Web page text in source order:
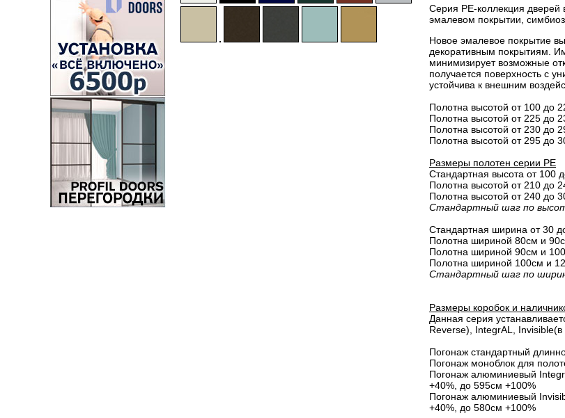
Серия PE-коллекция
эмалевом покрытии,
Новое эмалевое покрытие
декоративным покрытиям.
минимизирует возможные
получается поверхность с
устойчива к внешним
Полотна высотой от 100 до
Полотна высотой от 225 до
Полотна высотой от 230 до
Полотна высотой от 295 до
Размеры полотен серии PE
Стандартная высота от 100
Полотна высотой от 210 до
Полотна высотой от 240 до
Стандартный шаг по
Стандартная ширина от 30
Полотна шириной 80cм и
Полотна шириной 90см и
Полотна шириной 100см и
Стандартный шаг по
Размеры коробок и
Данная серия
Reverse), IntegrAL, Invisible(в
Погонаж стандартный
Погонаж моноблок для
Погонаж алюминиевый
+40%, до 595см +100%
Погонаж алюминиевый
+40%, до 580см +100%